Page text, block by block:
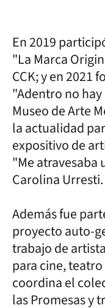
En 2019
"La Marca
CCK; y en 2021
"Adentro no
Museo de Arte
la actualidad
expositivo de
"Me atravesaba
Carolina Urresti.
Además fue
proyecto auto-
trabajo de
para cine,
coordina el
las Promesas y